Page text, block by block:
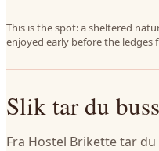
This is the spot: a sheltered
enjoyed early before the ledges
Slik tar du
Fra Hostel Brikette tar